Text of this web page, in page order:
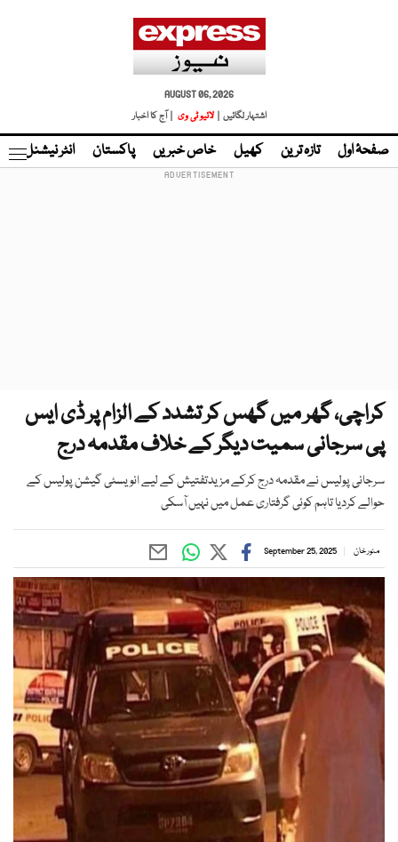
AUGUST 06, 2026
اشتہار لگائیں |
لائیو ٹی وی | آج کا اخبار
صفحۂ اول تازہ ترین کھیل خاص خبریں پاکستان انٹر نیشنل
کراچی، گھر میں گھس کر تشدد کے الزام پر ڈی ایس
پی سرجانی سمیت دیگر کے خلاف مقدمہ درج
سرجانی پولیس نے مقدمہ درج کرکے مزیدتفتیش کے لیے انویسٹی گیشن پولیس کے
حوالے کردیا تاہم کوئی گرفتاری عمل میں نہیں آسکی
منور خان September 25, 2025